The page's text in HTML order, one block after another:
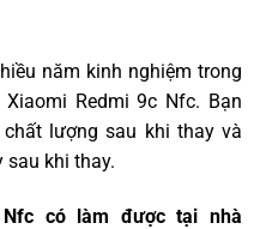
năm kinh nghiệm trong
Redmi 9c Nfc. Bạn
lượng sau khi thay và
sau khi thay.
có làm được tại nhà